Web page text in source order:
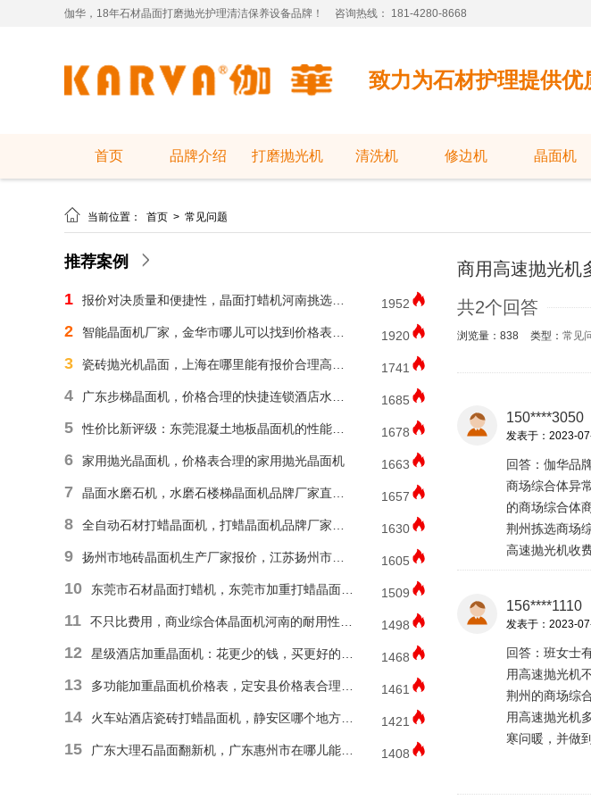
伽华，18年石材晶面打磨抛光护理清洁保养设备品牌！ 咨询热线： 181-4280-8668
致力为石材护理提供优
首页 品牌介绍 打磨抛光机 清洗机 修边机 晶面机
 当前位置： 首页 > 常见问题
商用高速抛光机
共2个回答
浏览量：838 类型： 常见
150****3050
发表于：2023-
回答：伽华品
商场综合体异
的商场综合体
荆州拣选商场
高速抛光机收
156****1110
发表于：2023-
回答：班女士
用高速抛光机
荆州的商场综
用高速抛光机
寒问暖，并做
推荐案例
1 1952
2 1920
3 1741
4 1685
5 1678
6 家用抛光晶面机，价格表合理的家用抛光晶面机 1663
7 1657
8 1630
9 1605
10 1509
11 1498
12 1468
13 1461
14 1421
15 1408